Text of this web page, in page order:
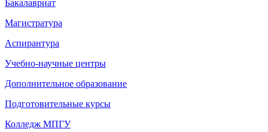
Бакалавриат
Магистратура
Аспирантура
Учебно-научные центры
Дополнительное образование
Подготовительные курсы
Колледж МПГУ